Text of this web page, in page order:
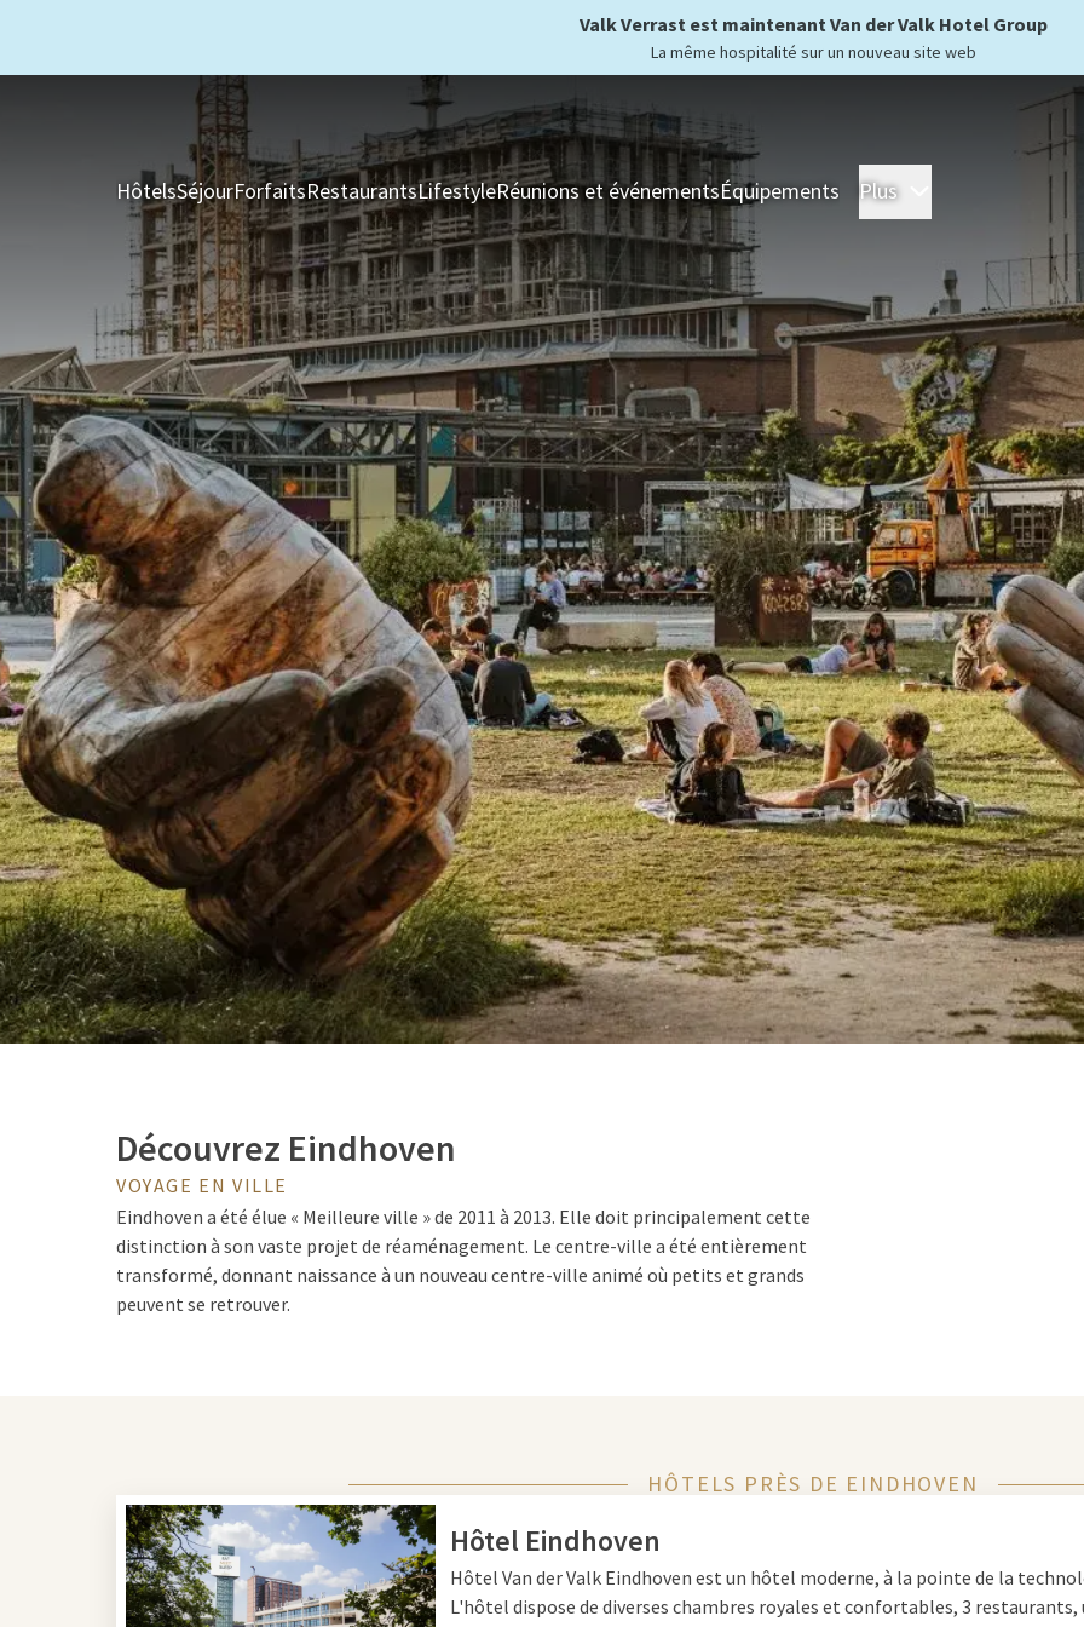
Valk Verrast est maintenant Van der Valk Hotel Group
La même hospitalité sur un nouveau site web
HôtelsSéjourForfaitsRestaurantsLifestyleRéunions et événementsÉquipements Plus
Découvrez Eindhoven
VOYAGE EN VILLE
Eindhoven a été élue « Meilleure ville » de 2011 à 2013. Elle doit principalement cette
distinction à son vaste projet de réaménagement. Le centre-ville a été entièrement
transformé, donnant naissance à un nouveau centre-ville animé où petits et grands
peuvent se retrouver.
Partout, vous voyez des traces du patrimoine industriel. Laissez-vous guider à
travers la Première Usine de Lampes où Philips a commencé son empire
électronique. La Tour Lumière de 1921 est un monument national où les lampes
Philips ont été testées autrefois. L'Admirant, d'une hauteur de 105 mètres, est le
plus haut bâtiment d'Eindhoven et se connecte à l'ancien siège social de Philips.
HÔTELS PRÈS DE EINDHOVEN
Hôtel Eindhoven
Hôtel Van der Valk Eindhoven est un hôtel moderne, à la pointe de la
L'hôtel dispose de diverses chambres royales et confortables, 3 restaurants,